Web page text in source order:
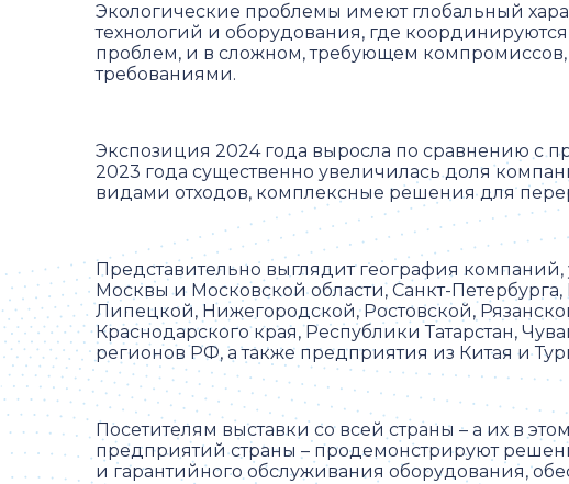
Экологические проблемы имеют глобальный
технологий и оборудования, где
проблем, и в сложном, требующем
требованиями.
Экспозиция 2024 года выросла по сравнению с
2023 года существенно увеличилась доля
видами отходов, комплексные решения для
Представительно выглядит география
Москвы и Московской области, Санкт-
Липецкой, Нижегородской, Ростовской,
Краснодарского края, Республики Татарстан,
регионов РФ, а также предприятия из Китая и
Посетителям выставки со всей страны – а их в
предприятий страны – продемонстрируют
и гарантийного обслуживания оборудования,